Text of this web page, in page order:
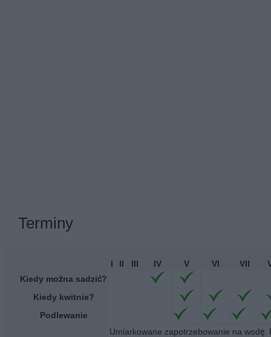
Terminy
I II III IV V VI VII
Kiedy można sadzić?
Kiedy kwitnie?
Podlewanie
Umiarkowane zapotrzebowanie na wodę.